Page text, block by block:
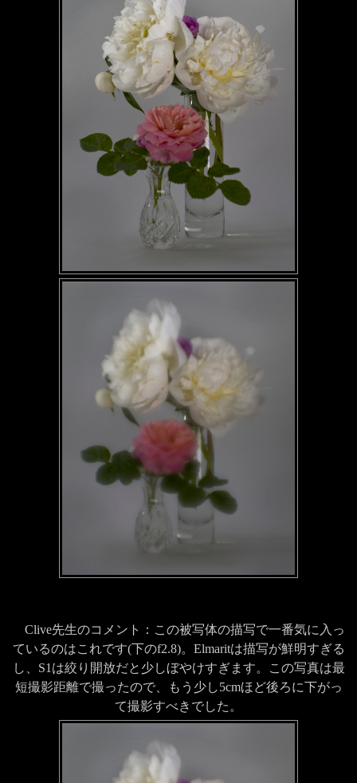
Clive先生のコメント：この被写体の描写で一番気に入っ
ているのはこれです(下のf2.8)。Elmaritは描写が鮮明すぎる
し、S1は絞り開放だと少しぼやけすぎます。この写真は最
短撮影距離で撮ったので、もう少し5cmほど後ろに下がっ
て撮影すべきでした。